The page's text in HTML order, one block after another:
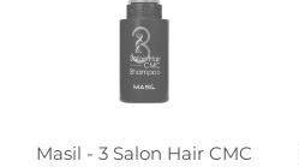
Masil - 3 Salon Hair CMC